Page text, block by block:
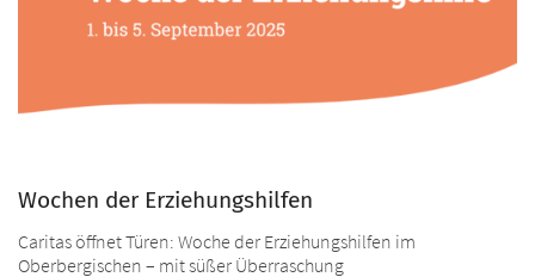
Wochen der Erziehungshilfen
Caritas öffnet Türen: Woche der Erziehungshilfen im
Oberbergischen – mit süßer Überraschung